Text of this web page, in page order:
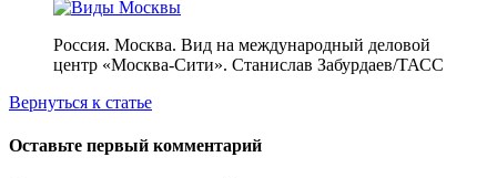
Россия. Москва. Вид на международный деловой
центр «Москва-Сити». Станислав Забурдаев/ТАСС
Вернуться к статье
Оставьте первый комментарий